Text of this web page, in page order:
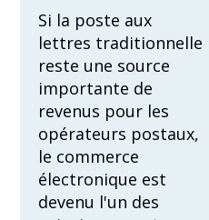
Si la poste aux
lettres traditionnelle
reste une source
importante de
revenus pour les
opérateurs postaux,
le commerce
électronique est
devenu l'un des